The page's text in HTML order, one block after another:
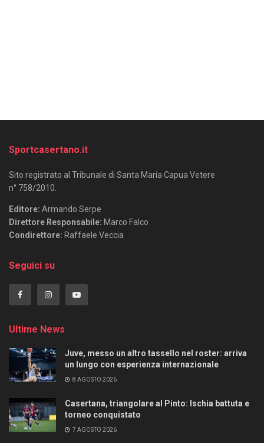
Sportcasertano.it
Sito registrato al Tribunale di Santa Maria Capua Vetere
n° 758/2010.
Editore: Armando Serpe
Direttore Responsabile: Marco Falco
Condirettore: Raffaele Veccia
Seguici su
Ultime News
Juve, messo un altro tassello nel roster: arriva
un lungo con esperienza internazionale
8 AGOSTO 2026
Casertana, triangolare al Pinto: Ischia battuta e
torneo conquistato
7 AGOSTO 2026